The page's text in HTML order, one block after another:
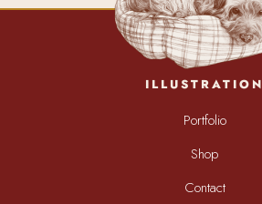
ILLUSTRATION
Portfolio
Shop
Contact